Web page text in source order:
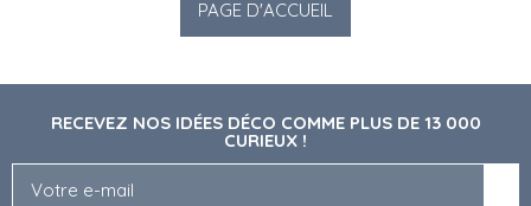
RECEVEZ NOS IDÉES DÉCO COMME PLUS DE 13 000
CURIEUX !